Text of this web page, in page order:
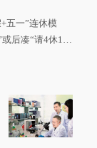
五一”连休模
后凑“请4休1